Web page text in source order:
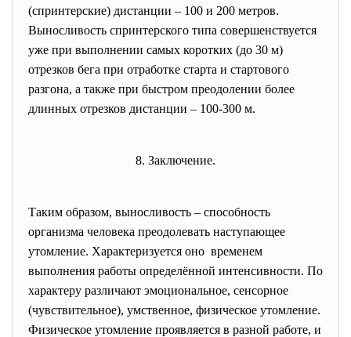
(спринтерские) дистанции – 100 и 200 метров.
Выносливость спринтерского типа совершенствуется
уже при выполнении самых коротких (до 30 м)
отрезков бега при отработке старта и стартового
разгона, а также при быстром преодолении более
длинных отрезков дистанции – 100-300 м.
8. Заключение.
Таким образом, выносливость – способность
организма человека преодолевать наступающее
утомление. Характеризуется оно временем
выполнения работы определённой интенсивности. По
характеру различают эмоциональное, сенсорное
(чувствительное), умственное, физическое утомление.
Физическое утомление проявляется в разной работе, и